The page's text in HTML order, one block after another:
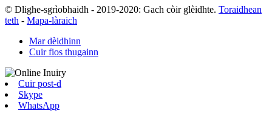
© Dlighe-sgrìobhaidh - 2019-2020: Gach còir glèidhte. Toraidhean
teth - Mapa-làraich
Mar dèidhinn
Cuir fios thugainn
Cuir post-d
Skype
WhatsApp